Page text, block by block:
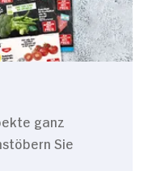
ganz
Sie